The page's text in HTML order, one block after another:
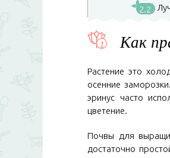
2.2
Как
Растение это
осенние
эринус часто
цветение.
Почвы для
достаточно